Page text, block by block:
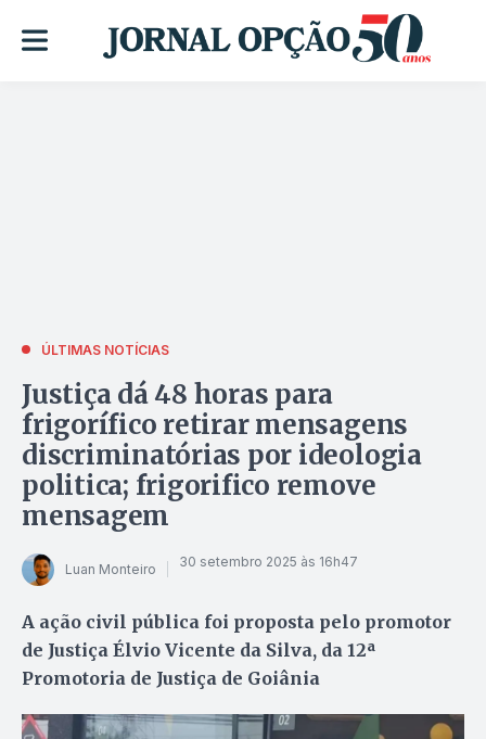
ÚLTIMAS NOTÍCIAS
Justiça dá 48 horas para
frigorífico retirar mensagens
discriminatórias por ideologia
politica; frigorifico remove
mensagem
Luan Monteiro 30 setembro 2025 às 16h47
A ação civil pública foi proposta pelo promotor
de Justiça Élvio Vicente da Silva, da 12ª
Promotoria de Justiça de Goiânia